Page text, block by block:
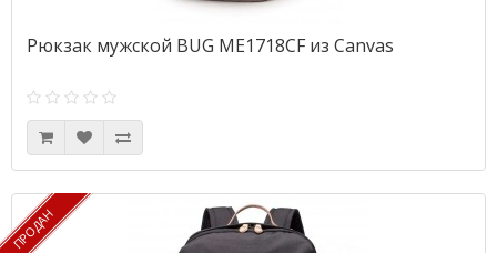
Рюкзак мужской BUG ME1718CF из Canvas
ПРОДАН
ПРОДАН